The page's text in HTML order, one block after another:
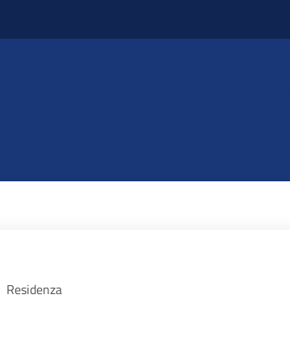
Residenza